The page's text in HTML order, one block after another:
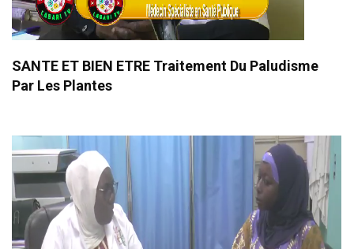
SANTE ET BIEN ETRE Traitement Du Paludisme
Par Les Plantes